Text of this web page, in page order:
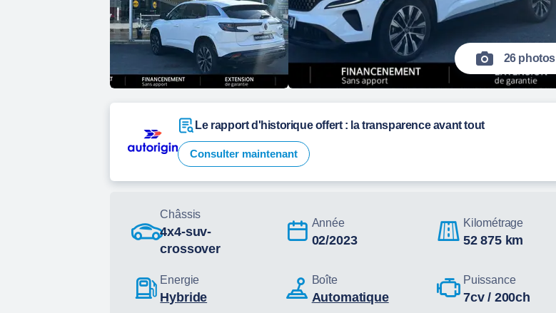
26 photos
Le rapport d'historique offert : la transparence avant tout
Consulter maintenant
Châssis
4x4-suv-
crossover
Année
02/2023
Kilométrage
52 875 km
Energie
hybride
Boîte
automatique
Puissance
7cv / 200ch